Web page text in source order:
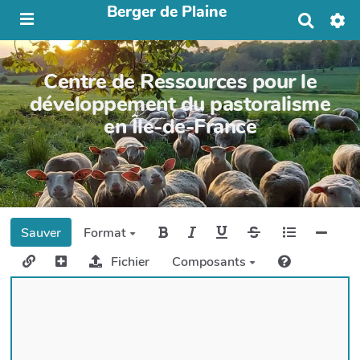
Berger de Plaine
h
e
r
c
h
e
r
Centre de Ressources pour le
développement du pastoralisme
en Île-de-France
Sauver
Format
Fichier
Composants